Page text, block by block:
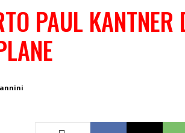
PAUL KANTNER